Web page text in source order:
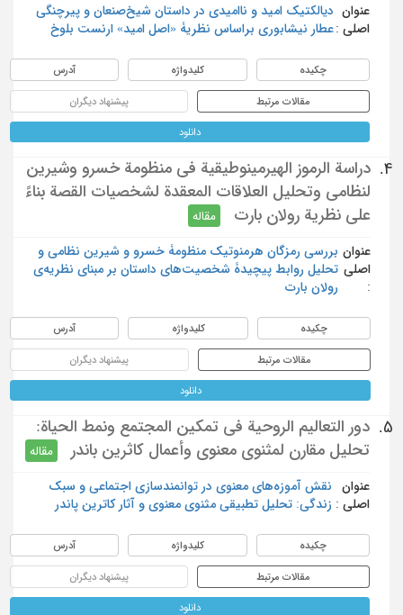
عنوان
اصلی :
دیالکتیک امید و ناامیدی در داستان شیخ‌صنعان و پیرچنگی
عطار نیشابوری براساس نظریۀ «اصل امید» ارنست بلوخ
چکیده کلیدواژه آدرس
مقالات مرتبط پیشنهاد دیگران
دانلود
4.
دراسة الرموز الهيرمينوطيقية في منظومة خسرو وشيرين
لنظامي وتحليل العلاقات المعقدة لشخصيات القصة بناءً
على نظرية رولان بارت
مقاله
عنوان
اصلی
بررسی رمزگان هرمنوتیک منظومۀ خسرو و شیرین نظامی و
تحلیل روابط پیچیدۀ شخصیت‌های داستان بر مبنای نظریه‌ی
رولان بارت
چکیده کلیدواژه آدرس
مقالات مرتبط پیشنهاد دیگران
دانلود
5.
دور التعاليم الروحية في تمكين المجتمع ونمط الحياة:
تحليل مقارن لمثنوي معنوي وأعمال كاثرين باندر
مقاله
عنوان
اصلی :
نقش آموزه‌های معنوی در توانمندسازی اجتماعی و سبک
زندگی: تحلیل تطبیقی مثنوی معنوی و آثار کاترین پاندر
چکیده کلیدواژه آدرس
مقالات مرتبط پیشنهاد دیگران
دانلود